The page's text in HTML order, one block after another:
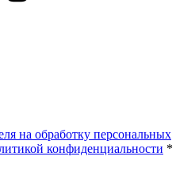
на обработку персональных
конфиденциальности *